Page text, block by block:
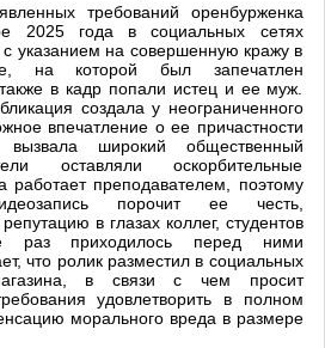
требований оренбурженка
2025 года в социальных сетях
с указанием на совершенную кражу в
на которой был запечатлен
в кадр попали истец и ее муж.
создала у неограниченного
впечатление о ее причастности
широкий общественный
оставляли оскорбительные
преподавателем, поэтому
порочит ее честь,
в глазах коллег, студентов
приходилось перед ними
что ролик разместил в социальных
в связи с чем просит
удовлетворить в полном
морального вреда в размере